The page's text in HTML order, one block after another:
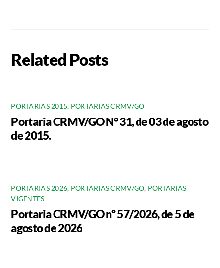
Related Posts
PORTARIAS 2015, PORTARIAS CRMV/GO
Portaria CRMV/GO N° 31, de 03 de agosto
de 2015.
PORTARIAS 2026, PORTARIAS CRMV/GO, PORTARIAS
VIGENTES
Portaria CRMV/GO nº 57/2026, de 5 de
agosto de 2026